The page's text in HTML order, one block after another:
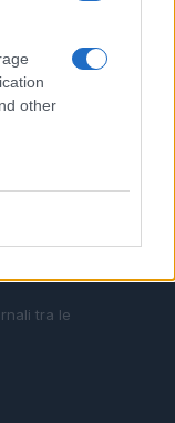
other
e ridurre
neve,
tra le